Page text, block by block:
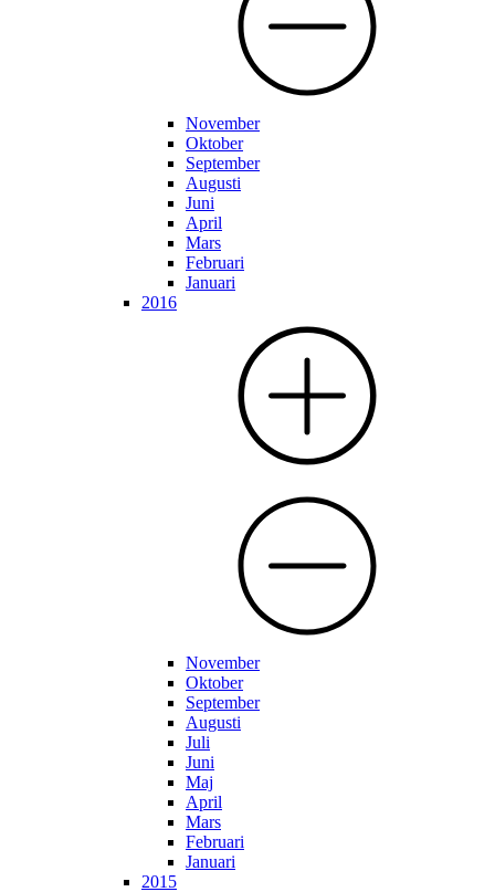
November
Oktober
September
Augusti
Juni
April
Mars
Februari
Januari
2016
November
Oktober
September
Augusti
Juli
Juni
Maj
April
Mars
Februari
Januari
2015